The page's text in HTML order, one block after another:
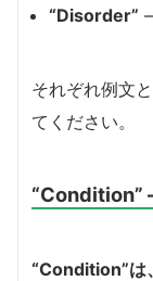
“Disorder”
それぞれ例文
てください。
“Condition”
“Condition”は